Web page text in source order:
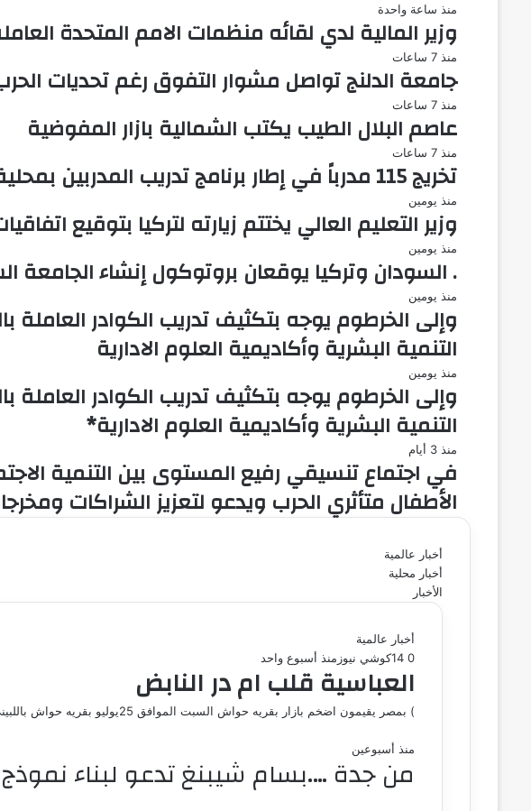
منذ ساعة واحدة
وزير المالية لدي لقائه منظمات الامم المتحدة
منذ 7 ساعات
جامعة الدلنج تواصل مشوار التفوق رغم تحديات
منذ 7 ساعات
عاصم البلال الطيب يكتب الشمالية بازار المفوضية
منذ 7 ساعات
تخريج 115 مدرباً في إطار برنامج تدريب المدربين بمحلية جبل أولياء
منذ يومين
وزير التعليم العالي يختتم زيارته لتركيا بتوقيع
منذ يومين
. السودان وتركيا يوقعان بروتوكول إنشاء الجامعة السودانية
منذ يومين
وإلى الخرطوم يوجه بتكثيف تدريب الكوادر العاملة
التنمية البشرية وأكاديمية العلوم الادارية
منذ يومين
وإلى الخرطوم يوجه بتكثيف تدريب الكوادر العاملة
التنمية البشرية وأكاديمية العلوم الادارية*
منذ 3 أيام
في اجتماع تنسيقي رفيع المستوى بين التنمية
الأطفال متأثري الحرب ويدعو لتعزيز الشراكات
أخبار عالمية
أخبار محلية
الأخبار
أخبار عالمية
كوشي نيوز منذ أسبوع واحد 0
العباسية قلب ام در النابض
) بمصر يقيمون اضخم بازار بقريه حواش السبت الموافق 25يوليو بقريه حواش باللبيني فيصل (بازار العباسيه) وهو من باكوره انشطه جمعيه ابناء العباسيه بمصر وكان…
منذ أسبوعين
من جدة ….بسام شيبنغ تدعو لبناء نموذج